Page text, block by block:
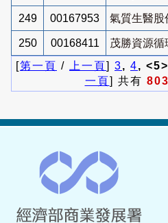
249 00167953 氣質生醫股
250 00168411
茂勝資源循
[第一頁 / 上一頁] 3, 4,
一頁] 共有